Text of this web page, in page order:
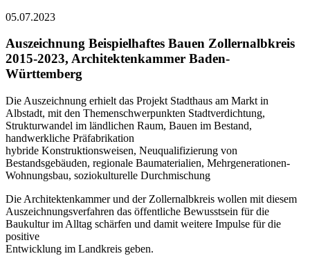
05.07.2023
Auszeichnung Beispielhaftes Bauen Zollernalbkreis
2015-2023, Architektenkammer Baden-
Württemberg
Die Auszeichnung erhielt das Projekt Stadthaus am Markt in
Albstadt, mit den Themenschwerpunkten Stadtverdichtung,
Strukturwandel im ländlichen Raum, Bauen im Bestand,
handwerkliche Präfabrikation
hybride Konstruktionsweisen, Neuqualifizierung von
Bestandsgebäuden, regionale Baumaterialien, Mehrgenerationen-
Wohnungsbau, soziokulturelle Durchmischung
Die Architektenkammer und der Zollernalbkreis wollen mit diesem
Auszeichnungsverfahren das öffentliche Bewusstsein für die
Baukultur im Alltag schärfen und damit weitere Impulse für die
positive
Entwicklung im Landkreis geben.